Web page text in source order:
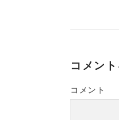
コメン
コメント